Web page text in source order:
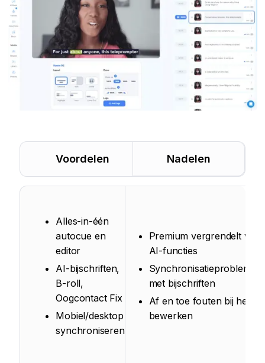
Voordelen Nadelen
Alles-in-één
autocue en
editor
AI-bijschriften,
B-roll,
Oogcontact Fix
Mobiel/desktop
synchroniseren
Premium vergrendelt veel
AI-functies
Synchronisatieproblemen
met bijschriften
Af en toe fouten bij het
bewerken